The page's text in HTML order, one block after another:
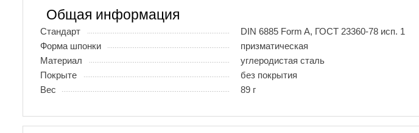
Общая информация
Стандарт
DIN 6885 Form A, ГОСТ 23360-78 исп. 1
Форма шпонки
призматическая
Материал
углеродистая сталь
Покрыте
без покрытия
Вес
89 г